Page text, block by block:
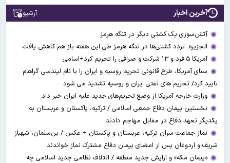
آخرین اخبار آرشیو
آتش‌سوزی یک کشتی دیگر در تنگه هرمز
الجزیره: تردد کشتی‌ها در تنگه هرمز طی این هفته باز هم کاهش یافت
آمریکا ۵ فرد و ۱۳ شرکت و صرافی را تحریم کرد+اسامی
سنای آمریکا، طرح قانونی تحریم روسیه و ایران را با نام لیندسی گراهام
تایید کرد/ تحریم های نفتی ایران و روسیه تشدید می شود
وزارت خارجه آمریکا از وضع تحریم‌های جدید علیه ایران خبر داد
نخستین پیمان دفاع جمعی اسلامی / ترکیه، پاکستان و عربستان به
یکدیگر تعهد دفاع در مقابل مهاجم دادند
نماز جماعت سران ترکیه، عربستان و پاکستان + عکس / بن‌سلمان، شهباز
شریف و اردوغان پس از امضای پیمان دفاع مشترک نماز خواندند
«پیمان مکه» و آرایش جدید منطقه / ائتلاف نظامی جدید اسلامی چه